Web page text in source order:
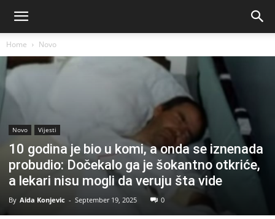
Home Novo
Novo Vijesti
10 godina je bio u komi, a onda se iznenada
probudio: Dočekalo ga je šokantno otkriće,
a lekari nisu mogli da veruju šta vide
By Aida Konjevic - September 19, 2025 0